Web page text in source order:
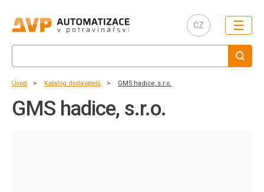
CZ ☰
Úvod Katalog dodavatelů GMS hadice, s.r.o.
GMS hadice, s.r.o.